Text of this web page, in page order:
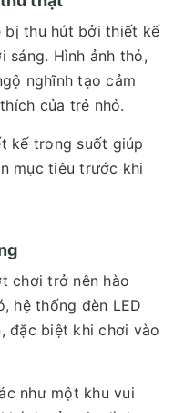
bị thu hút bởi thiết kế
sáng. Hình ảnh thỏ,
nghĩnh tạo cảm
của trẻ nhỏ.
kế trong suốt giúp
mục tiêu trước khi
chơi trở nên hào
hệ thống đèn LED
đặc biệt khi chơi vào
như một khu vui